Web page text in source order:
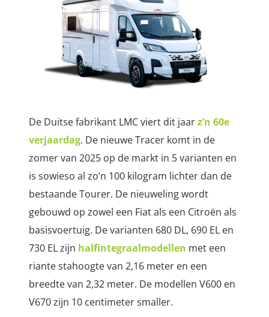
De Duitse fabrikant LMC viert dit jaarz’n 60e
verjaardag. De nieuwe Tracer komt in de
zomer van 2025 op de markt in 5 varianten en
is sowieso al zo’n 100 kilogram lichter dan de
bestaande Tourer. De nieuweling wordt
gebouwd op zowel een Fiat als een Citroën als
basisvoertuig. De varianten 680 DL, 690 EL en
730 EL zijn halfintegraalmodellen met een
riante stahoogte van 2,16 meter en een
breedte van 2,32 meter. De modellen V600 en
V670 zijn 10 centimeter smaller.